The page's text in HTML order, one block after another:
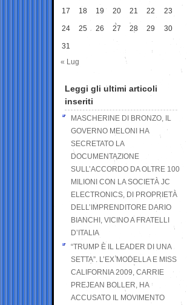
17 18 19 20 21 22 23
24 25 26 27 28 29 30
31
« Lug
Leggi gli ultimi articoli
inseriti
MASCHERINE DI BRONZO, IL
GOVERNO MELONI HA
SECRETATO LA
DOCUMENTAZIONE
SULL’ACCORDO DA OLTRE 100
MILIONI CON LA SOCIETÀ JC
ELECTRONICS, DI PROPRIETÀ
DELL’IMPRENDITORE DARIO
BIANCHI, VICINO A FRATELLI
D’ITALIA
“TRUMP È IL LEADER DI UNA
SETTA”. L’EX MODELLA E MISS
CALIFORNIA 2009, CARRIE
PREJEAN BOLLER, HA
ACCUSATO IL MOVIMENTO